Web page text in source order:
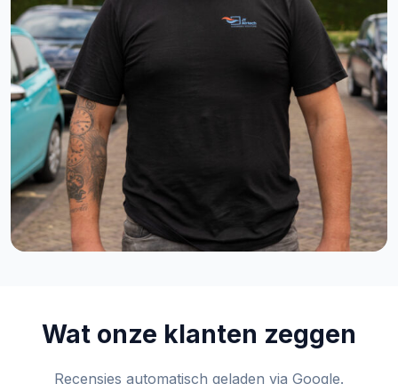
Wat onze klanten zeggen
Recensies automatisch geladen via Google.